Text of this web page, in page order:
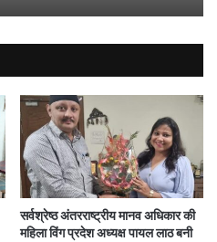
सर्वश्रेष्ठ अंतरराष्ट्रीय मानव अधिकार की
महिला विंग प्रदेश अध्यक्ष पायल लाठ बनी